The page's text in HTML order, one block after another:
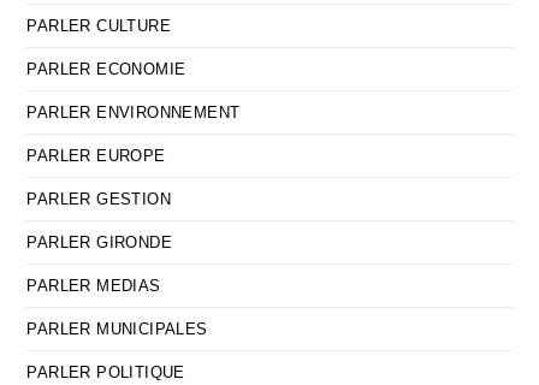
PARLER CULTURE
PARLER ECONOMIE
PARLER ENVIRONNEMENT
PARLER EUROPE
PARLER GESTION
PARLER GIRONDE
PARLER MEDIAS
PARLER MUNICIPALES
PARLER POLITIQUE